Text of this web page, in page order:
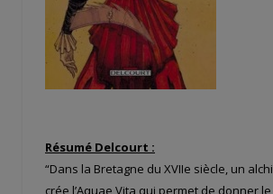
Résumé Delcourt :
“Dans la Bretagne du XVIIe siècle, un
crée l’Aquae Vita qui permet de donner